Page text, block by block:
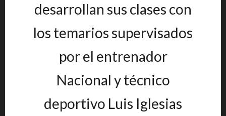
desarrollan sus clases con
los temarios supervisados
por el entrenador
Nacional y técnico
deportivo Luis Iglesias